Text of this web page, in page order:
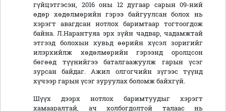
гүйцэтгэсэн, 2016 оны 12 дугаар сарын 09-ний
өдөр хөдөлмөрийн гэрээ байгуулсан болох нь
хэрэгт авагдсан нотлох баримтаар тогтоогдож
байна. Л.Нарантуяа эрх зүйн чадвар, чадамжтай
этгээд болохын хувьд өөрийн хүсэл зоригийг
илэрхийлж хөдөлмөрийн гэрээнд оролцсон
бөгөөд түүнийгээ баталгаажуулж гарын үсэг
зурсан байдаг. Ажил олгогчийн зүгээс түүнд
хүчээр гарын үсэг зуруулах боломж байхгүй.
Шүүх дээрх нотлох баримтуудыг хэрэгт
хамааралтай, ач холбогдолтой талаас нь